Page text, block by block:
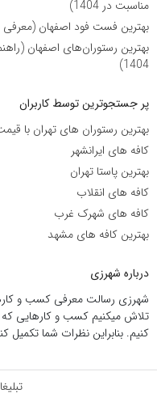
مناسبت در 1404)
بهترین فست فود اصفهان (معرفی 9 فست فود برتر با آدرس و منو)
بهترین رستوران‌های اصفهان
1404)
پر جستجوترین توسط کاربران
بهترین رستوران های تهران با
کافه های ایرانشهر
بهترین پاستا تهران
کافه های انقلاب
کافه های شهرک غرب
بهترین کافه های مشهد
درباره شهرزی
شهرزی رسالت معرفی کسب و
تلاش میکنیم کسب و کارهایی که
کنیم. بنابراین نظرات شما